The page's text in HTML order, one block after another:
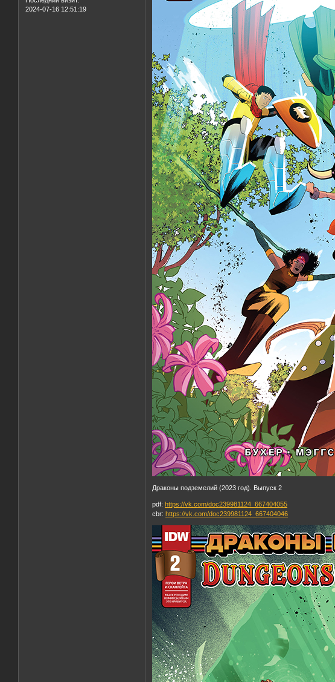
2024-07-16 12:51:19
Драконы подземелий (2023 год). Выпуск 2
pdf: https://vk.com/doc239981124_667404055
cbr: https://vk.com/doc239981124_667404046